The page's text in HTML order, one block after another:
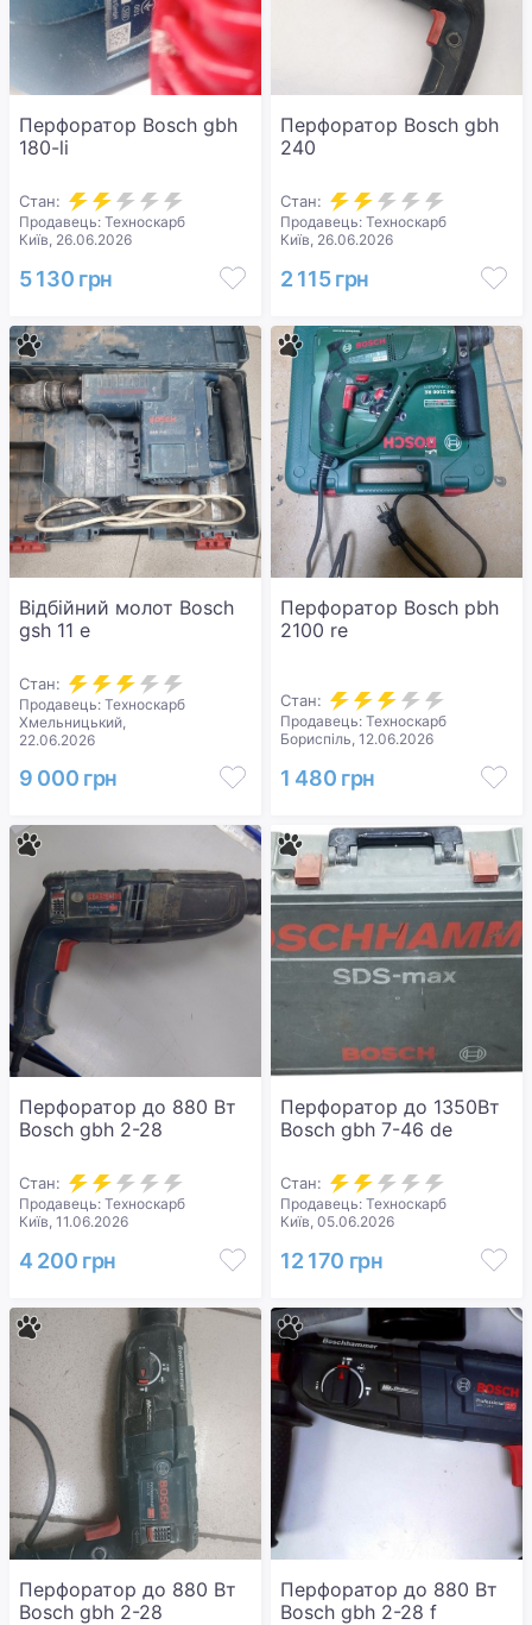
Перфоратор Bosch gbh
180-li
Стан:
Продавець: Техноскарб
Київ, 26.06.2026
5 130 грн
Перфоратор Bosch gbh
240
Стан:
Продавець: Техноскарб
Київ, 26.06.2026
2 115 грн
Відбійний молот Bosch
gsh 11 e
Стан:
Продавець: Техноскарб
Хмельницький,
22.06.2026
9 000 грн
Перфоратор Bosch pbh
2100 re
Стан:
Продавець: Техноскарб
Бориспіль, 12.06.2026
1 480 грн
Перфоратор до 880 Вт
Bosch gbh 2-28
Стан:
Продавець: Техноскарб
Київ, 11.06.2026
4 200 грн
Перфоратор до 1350Вт
Bosch gbh 7-46 de
Стан:
Продавець: Техноскарб
Київ, 05.06.2026
12 170 грн
Перфоратор до 880 Вт
Bosch gbh 2-28
Перфоратор до 880 Вт
Bosch gbh 2-28 f